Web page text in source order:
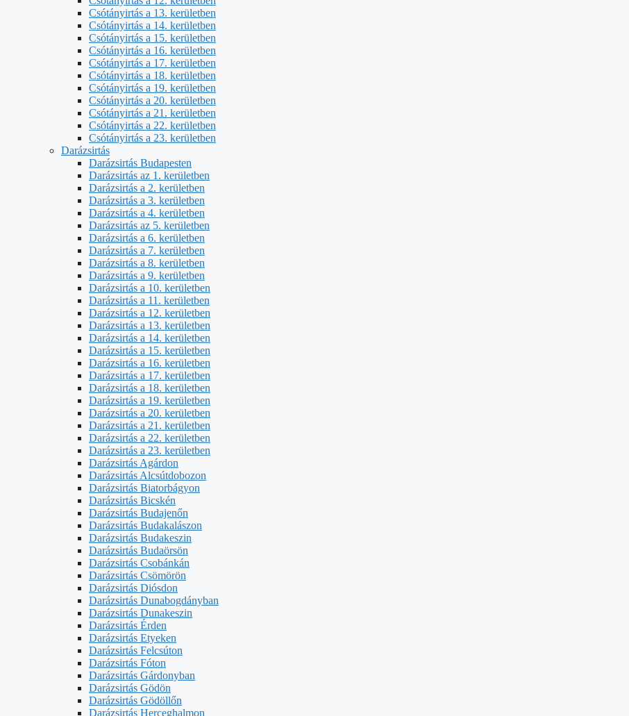
Csótányirtás a 13. kerületben
Csótányirtás a 14. kerületben
Csótányirtás a 15. kerületben
Csótányirtás a 16. kerületben
Csótányirtás a 17. kerületben
Csótányirtás a 18. kerületben
Csótányirtás a 19. kerületben
Csótányirtás a 20. kerületben
Csótányirtás a 21. kerületben
Csótányirtás a 22. kerületben
Csótányirtás a 23. kerületben
Darázsirtás
Darázsirtás Budapesten
Darázsirtás az 1. kerületben
Darázsirtás a 2. kerületben
Darázsirtás a 3. kerületben
Darázsirtás a 4. kerületben
Darázsirtás az 5. kerületben
Darázsirtás a 6. kerületben
Darázsirtás a 7. kerületben
Darázsirtás a 8. kerületben
Darázsirtás a 9. kerületben
Darázsirtás a 10. kerületben
Darázsirtás a 11. kerületben
Darázsirtás a 12. kerületben
Darázsirtás a 13. kerületben
Darázsirtás a 14. kerületben
Darázsirtás a 15. kerületben
Darázsirtás a 16. kerületben
Darázsirtás a 17. kerületben
Darázsirtás a 18. kerületben
Darázsirtás a 19. kerületben
Darázsirtás a 20. kerületben
Darázsirtás a 21. kerületben
Darázsirtás a 22. kerületben
Darázsirtás a 23. kerületben
Darázsirtás Agárdon
Darázsirtás Alcsútdobozon
Darázsirtás Biatorbágyon
Darázsirtás Bicskén
Darázsirtás Budajenőn
Darázsirtás Budakalászon
Darázsirtás Budakeszin
Darázsirtás Budaörsön
Darázsirtás Csobánkán
Darázsirtás Csömörön
Darázsirtás Diósdon
Darázsirtás Dunabogdányban
Darázsirtás Dunakeszin
Darázsirtás Érden
Darázsirtás Etyeken
Darázsirtás Felcsúton
Darázsirtás Fóton
Darázsirtás Gárdonyban
Darázsirtás Gödön
Darázsirtás Gödöllőn
Darázsirtás Herceghalmon